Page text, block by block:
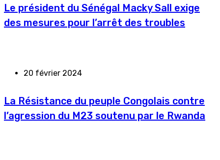
Le président du Sénégal Macky Sall exige
des mesures pour l’arrêt des troubles
20 février 2024
La Résistance du peuple Congolais contre
l’agression du M23 soutenu par le Rwanda